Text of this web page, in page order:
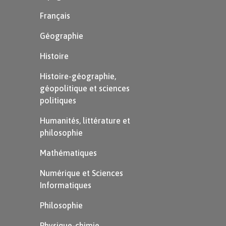
Prétendants :
séduire une femme, et également d’un
héritier d’un trône.
Une épopée est un long récit écrit en
vers qui raconte les aventures d’un
Français
Géographie
Histoire
Histoire-géographie,
géopolitique et sciences
politiques
Humanités, littérature et
philosophie
Mathématiques
Numérique et Sciences
Informatiques
Philosophie